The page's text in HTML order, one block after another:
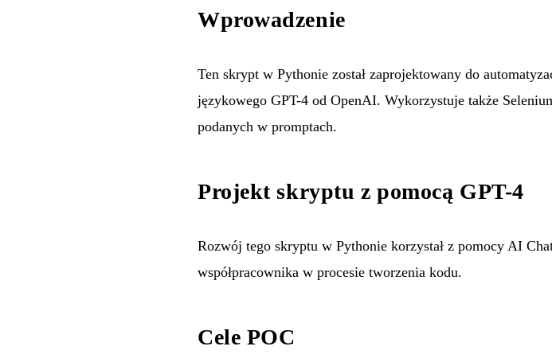
Wprowadzenie
Ten skrypt w Pythonie został zaprojektowany do
językowego GPT-4 od OpenAI. Wykorzystuje także
podanych w promptach.
Projekt skryptu z pomocą GPT-4
Rozwój tego skryptu w Pythonie korzystał z pomocy AI
współpracownika w procesie tworzenia kodu.
Cele POC